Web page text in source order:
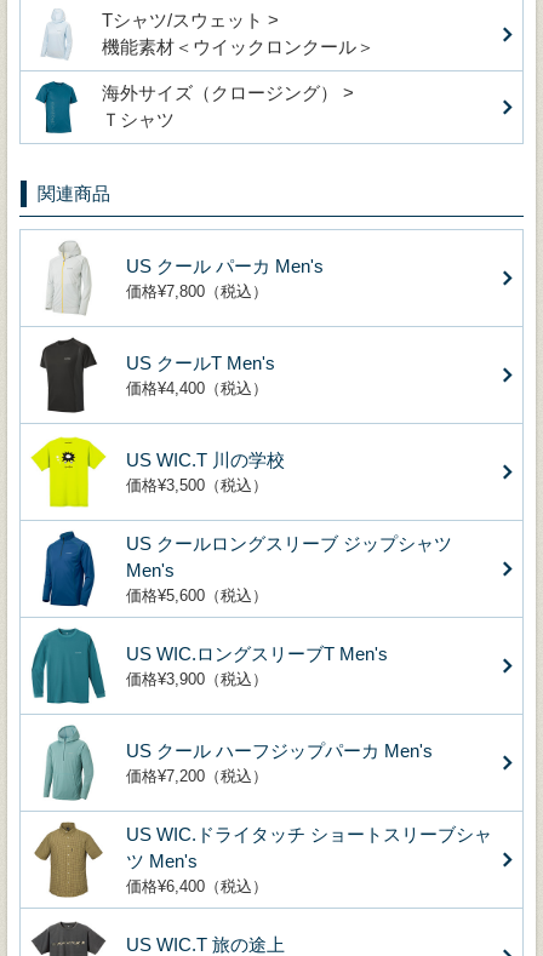
Tシャツ/スウェット >
機能素材＜ウイックロンクール＞
海外サイズ（クロージング） >
Ｔシャツ
関連商品
US クール パーカ Men's
価格¥7,800（税込）
US クールT Men's
価格¥4,400（税込）
US WIC.T 川の学校
価格¥3,500（税込）
US クールロングスリーブ ジップシャツ
Men's
価格¥5,600（税込）
US WIC.ロングスリーブT Men's
価格¥3,900（税込）
US クール ハーフジップパーカ Men's
価格¥7,200（税込）
US WIC.ドライタッチ ショートスリーブシャ
ツ Men's
価格¥6,400（税込）
US WIC.T 旅の途上